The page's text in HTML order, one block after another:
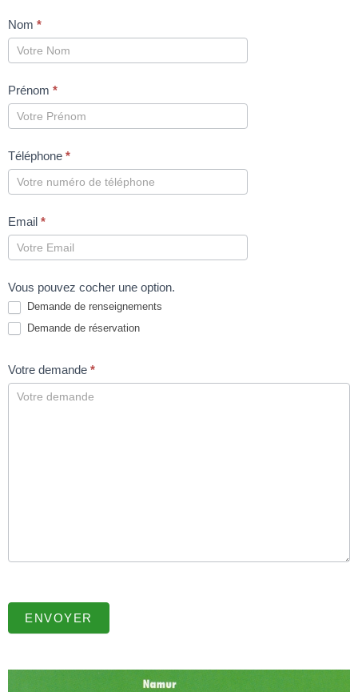
Formulaire
de
contact
Nom *
Prénom *
Téléphone *
Email *
Vous pouvez cocher une option.
Demande de renseignements
Demande de réservation
Votre demande *
ENVOYER